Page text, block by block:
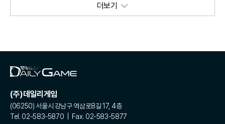
더보기
(주)데일리게임
(06250) 서울시 강남구 역삼로8길 17, 4층
Tel. 02-583-5870 | Fax. 02-583-5877